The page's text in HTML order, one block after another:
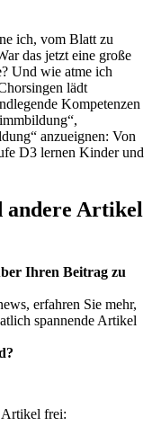
ich, vom Blatt zu
das jetzt eine große
Und wie atme ich
lädt
Kompetenzen
anzueignen: Von
D3 lernen Kinder und
andere Artikel
Ihren Beitrag zu
erfahren Sie mehr,
spannende Artikel
Artikel frei: